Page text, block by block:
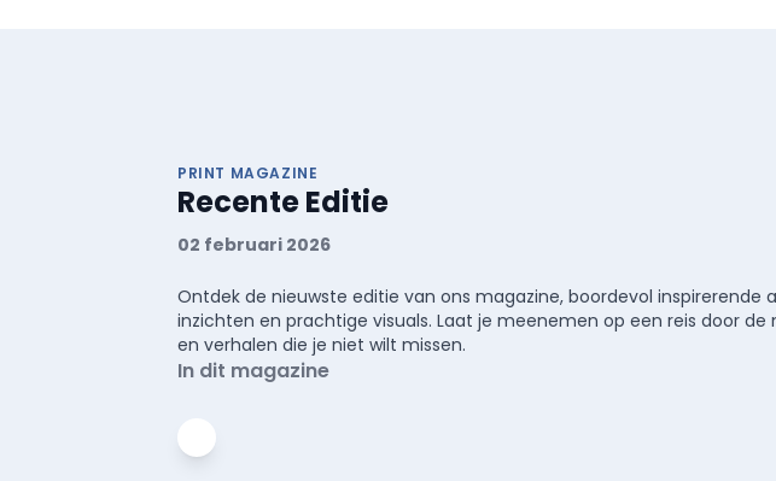
PRINT MAGAZINE
Recente Editie
02 februari 2026
Ontdek de nieuwste editie van ons magazine, boordevol inspirerende
inzichten en prachtige visuals. Laat je meenemen op een reis door
en verhalen die je niet wilt missen.
In dit magazine